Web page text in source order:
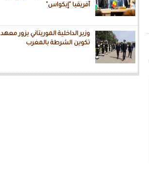
أفريقيا "إيكواس"
وزير الداخلية الموريتاني يزور معهد
تكوين الشرطة بالمغرب